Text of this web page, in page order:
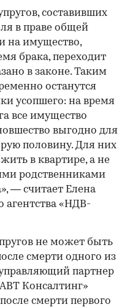
составивших
в праве общей
на имущество,
брака, переходит
в законе. Таким
останутся
усопшего: на время
все имущество
выгодно для
половину. Для них
в квартире, а не
родственниками
— считает Елена
агентства «НДВ-
не может быть
смерти одного из
партнер
Консалтинг»
смерти первого